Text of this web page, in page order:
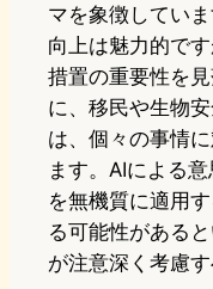
マを象徴してい
向上は魅力的で
措置の重要性を
に、移民や生物
は、個々の事情
ます。AIによる
を無機質に適用
る可能性がある
が注意深く考慮